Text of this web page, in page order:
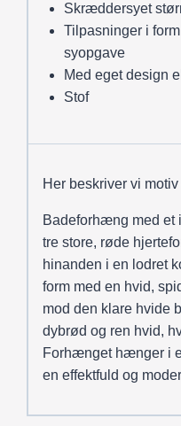
Skræddersyet
Tilpasninger i
syopgave
Med eget design
Stof
Her beskriver vi
Badeforhæng med et
tre store, røde
hinanden i en lodret
form med en hvid,
mod den klare hvide
dybrød og ren hvid,
Forhænget hænger i
en effektfuld og